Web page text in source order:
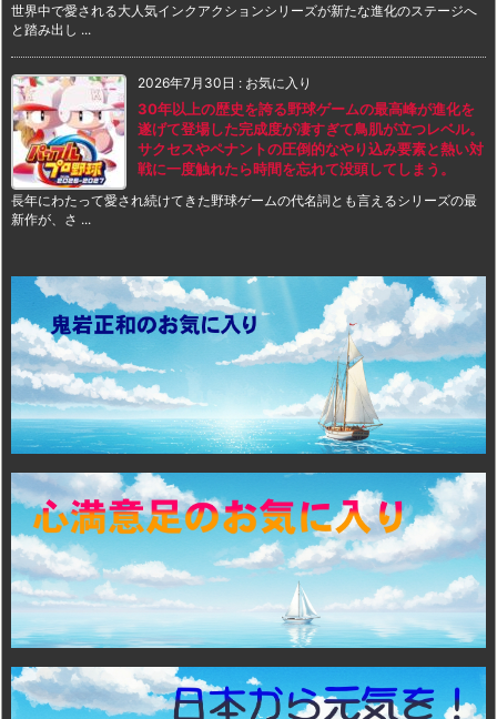
世界中で愛される大人気インクアクションシリーズが新たな進化のステージへ
と踏み出し ...
2026年7月30日 : お気に入り
30年以上の歴史を誇る野球ゲームの最高峰が進化を
遂げて登場した完成度が凄すぎて鳥肌が立つレベル。
サクセスやペナントの圧倒的なやり込み要素と熱い対
戦に一度触れたら時間を忘れて没頭してしまう。
長年にわたって愛され続けてきた野球ゲームの代名詞とも言えるシリーズの最
新作が、さ ...